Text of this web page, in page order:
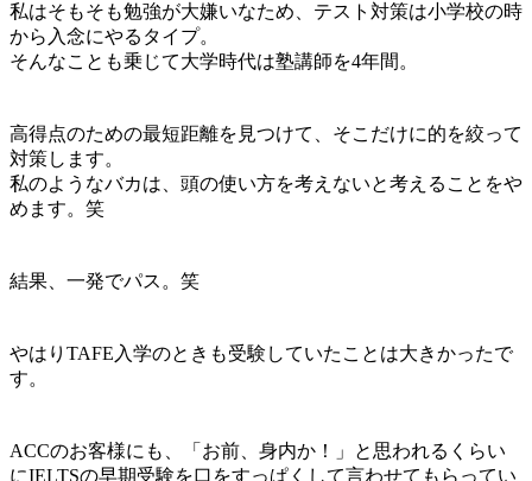
私はそもそも勉強が大嫌いなため、テスト対策は小学校の時
から入念にやるタイプ。
そんなことも乗じて大学時代は塾講師を4年間。
高得点のための最短距離を見つけて、そこだけに的を絞って
対策します。
私のようなバカは、頭の使い方を考えないと考えることをや
めます。笑
結果、 一発でパス 。笑
やはりTAFE入学のときも受験していたことは大きかったで
す。
ACCのお客様にも、「お前、身内か！」と思われるくらい
にIELTSの早期受験を口をすっぱくして言わせてもらってい